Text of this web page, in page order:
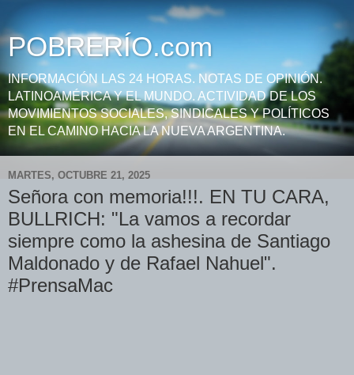
POBRERÍO.com
INFORMACIÓN LAS 24 HORAS. NOTAS DE OPINIÓN.
LATINOAMÉRICA Y EL MUNDO. ACTIVIDAD DE LOS
MOVIMIENTOS SOCIALES, SINDICALES Y POLÍTICOS
EN EL CAMINO HACIA LA NUEVA ARGENTINA.
MARTES, OCTUBRE 21, 2025
Señora con memoria!!!. EN TU CARA,
BULLRICH: "La vamos a recordar
siempre como la ashesina de Santiago
Maldonado y de Rafael Nahuel".
#PrensaMac